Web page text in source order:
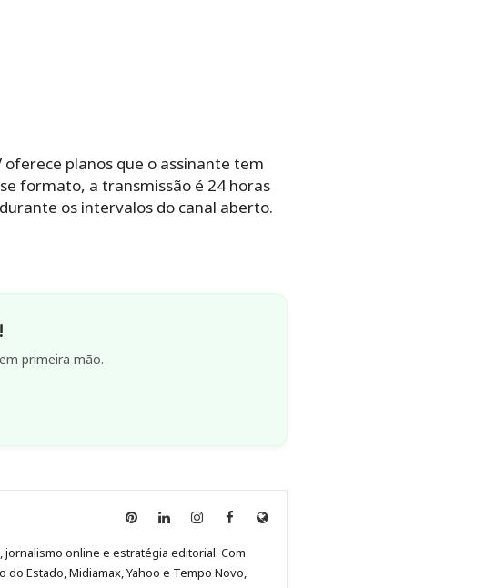
planos que o assinante tem
formato, a transmissão é 24 horas
os intervalos do canal aberto.
primeira mão.
Anny
no
Anny
no
Anny
no
Anny
no
Site
online e estratégia editorial. Com
Estado, Midiamax, Yahoo e Tempo Novo,